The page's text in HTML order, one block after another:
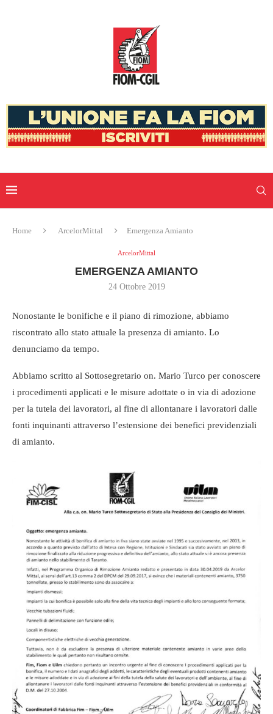
Home ArcelorMittal Emergenza Amianto
ArcelorMittal
EMERGENZA AMIANTO
24 Ottobre 2019
Nonostante le bonifiche e il piano di rimozione, abbiamo
riscontrato allo stato attuale la presenza di amianto. Lo
denunciamo da tempo.
Abbiamo scritto al Sottosegretario on. Mario Turco per conoscere
i procedimenti applicati e le misure adottate o in via di adozione
per la tutela dei lavoratori, al fine di allontanare i lavoratori dalle
fonti inquinanti attraverso l’estensione dei benefici previdenziali
di amianto.